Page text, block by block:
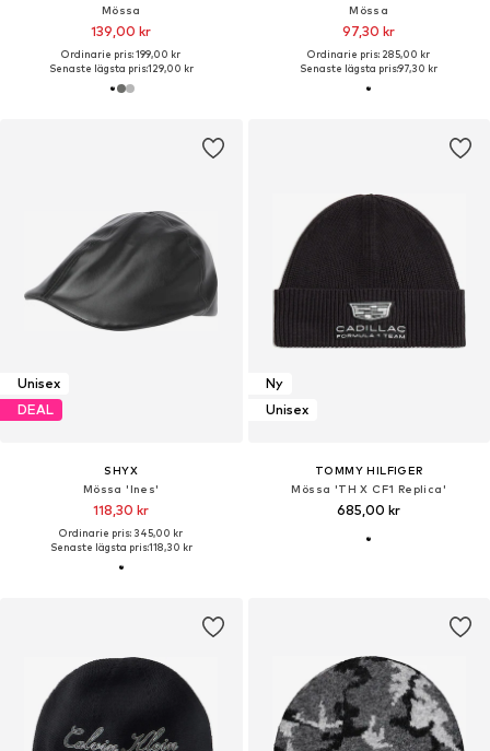
Mössa
139,00 kr
Ordinarie pris: 199,00 kr
Senaste lägsta pris:129,00 kr
Mössa
97,30 kr
Ordinarie pris: 285,00 kr
Senaste lägsta pris:97,30 kr
Unisex
DEAL
SHYX
Mössa 'Ines'
118,30 kr
Ordinarie pris: 345,00 kr
Senaste lägsta pris:118,30 kr
Ny
Unisex
TOMMY HILFIGER
Mössa 'TH X CF1 Replica'
685,00 kr